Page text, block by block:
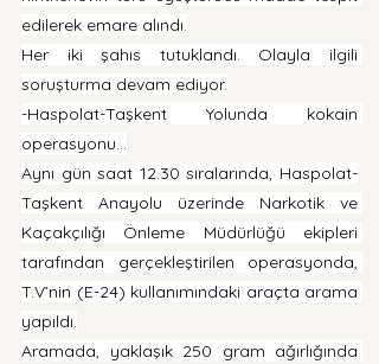
edilerek emare alındı.
Her iki şahıs tutuklandı. Olayla ilgili
soruşturma devam ediyor.
-Haspolat-Taşkent Yolunda kokain
operasyonu…
Aynı gün saat 12.30 sıralarında, Haspolat-
Taşkent Anayolu üzerinde Narkotik ve
Kaçakçılığı Önleme Müdürlüğü ekipleri
tarafından gerçekleştirilen operasyonda,
T.V’nin (E-24) kullanımındaki araçta arama
yapıldı.
Aramada, yaklaşık 250 gram ağırlığında